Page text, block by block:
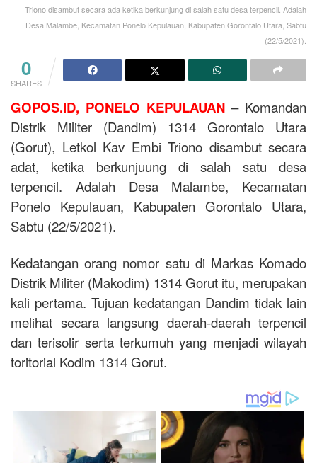
Triono disambut secara ada ketika berkunjung di salah satu desa terpencil. Adalah
Desa Malambe, Kecamatan Ponelo Kepulauan, Kabupaten Gorontalo Utara, Sabtu
(22/5/2021).
0
SHARES
GOPOS.ID, PONELO KEPULAUAN – Komandan
Distrik Militer (Dandim) 1314 Gorontalo Utara
(Gorut), Letkol Kav Embi Triono disambut secara
adat, ketika berkunjuung di salah satu desa
terpencil. Adalah Desa Malambe, Kecamatan
Ponelo Kepulauan, Kabupaten Gorontalo Utara,
Sabtu (22/5/2021).
Kedatangan orang nomor satu di Markas Komado
Distrik Militer (Makodim) 1314 Gorut itu, merupakan
kali pertama. Tujuan kedatangan Dandim tidak lain
melihat secara langsung daerah-daerah terpencil
dan terisolir serta terkumuh yang menjadi wilayah
toritorial Kodim 1314 Gorut.